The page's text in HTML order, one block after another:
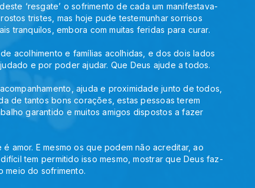
‘resgate’ o sofrimento de cada um manifestava-
tristes, mas hoje pude testemunhar sorrisos
tranquilos, embora com muitas feridas para curar.
acolhimento e famílias acolhidas, e dos dois lados
e por poder ajudar. Que Deus ajude a todos.
ajuda e proximidade junto de todos,
de tantos bons corações, estas pessoas terem
garantido e muitos amigos dispostos a fazer
amor. E mesmo os que podem não acreditar, ao
tem permitido isso mesmo, mostrar que Deus faz-
meio do sofrimento.